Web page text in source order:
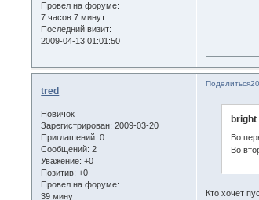
Провел на форуме:
7 часов 7 минут
Последний визит:
2009-04-13 01:01:50
Поделиться
tred
Новичок
Зарегистрирован: 2009-03-20
Приглашений: 0
Сообщений: 2
Уважение: +0
Позитив: +0
Провел на форуме:
39 минут
bright
Во
Во
Кто хочет